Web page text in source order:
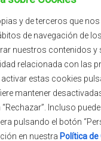
y de terceros que
de navegación de
nuestros contenidos y
relacionada con las
estas cookies
mantener
Incluso
pulsando el botón
en nuestra Política de